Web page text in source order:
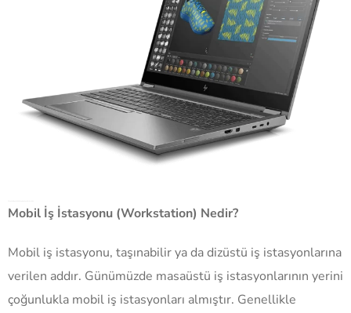
Mobil İş İstasyonu (Workstation) Nedir?
Mobil iş istasyonu, taşınabilir ya da dizüstü iş istasyonlarına
verilen addır. Günümüzde masaüstü iş istasyonlarının yerini
çoğunlukla mobil iş istasyonları almıştır. Genellikle